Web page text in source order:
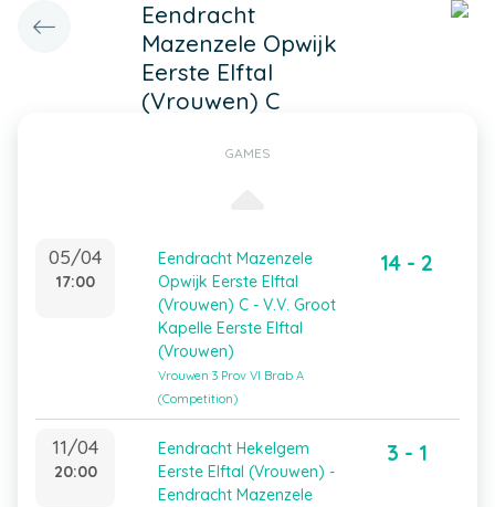
Eendracht
Mazenzele Opwijk
Eerste Elftal
(Vrouwen) C
GAMES
05/04
17:00
Eendracht Mazenzele
Opwijk Eerste Elftal
(Vrouwen) C - V.V. Groot
Kapelle Eerste Elftal
(Vrouwen)
Vrouwen 3 Prov Vl Brab A
(Competition)
14 - 2
11/04
20:00
Eendracht Hekelgem
Eerste Elftal (Vrouwen) -
Eendracht Mazenzele
3 - 1